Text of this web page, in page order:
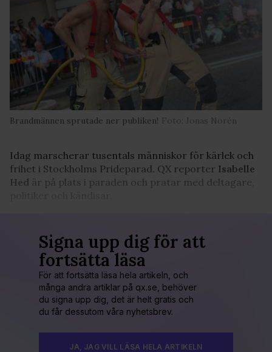
Brandmännen sprutade ner publiken! Foto: Jonas Norén
Idag marscherar tusentals människor för kärlek och
frihet i Stockholms Prideparad. QX reporter Isabelle
Hed är på plats i paraden och pratar med deltagare,
Signa upp dig för att
fortsätta läsa
För att fortsätta läsa hela artikeln, och
många andra artiklar på qx.se, behöver
du signa upp dig, det är helt gratis och
du får dessutom våra nyhetsbrev.
JA, JAG VILL LÄSA HELA ARTIKELN